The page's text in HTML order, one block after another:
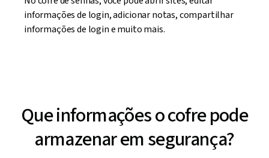
informações de login, adicionar notas, compartilhar
informações de login e muito mais.
Que informações o cofre pode
armazenar em segurança?